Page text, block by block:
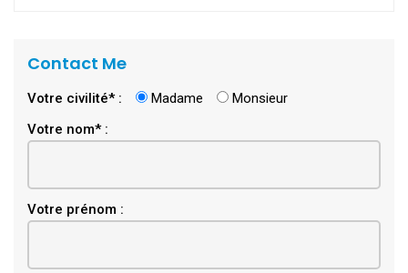
Contact Me
Votre civilité* : Madame
Monsieur
Votre nom* :
Votre prénom :